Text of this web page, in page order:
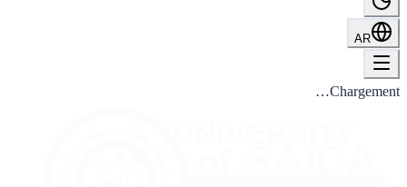
AR
Chargement…